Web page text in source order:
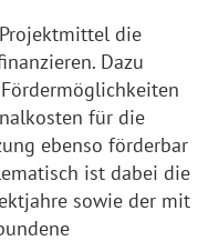
die
Dazu
für die
ebenso förderbar
ist dabei die
sowie der mit